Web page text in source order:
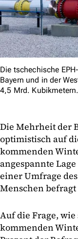
Die tschechische
Bayern und in der
4,5 Mrd. Kubikmetern.
Die Mehrheit der
optimistisch auf
kommenden
angespannte
einer Umfrage
Menschen
Auf die Frage,
kommenden